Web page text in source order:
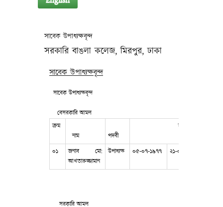
সাবেক উপাধ্যক্ষবৃন্দ
সরকারি বাঙলা কলেজ, মিরপুর, ঢাকা
সাবেক উপাধ্যক্ষবৃন্দ
সাবেক উপাধ্যক্ষবৃন্দ
বেসরকারি আমল
ক্রম
নাম
পদবী
কার্যকাল
০১
জনাব মো:
আখতারুজ্জামান
উপাধ্যক্ষ ০৫-০৭-১৯৭৭ ২১-০২-১৯৮৫
সরকারি আমল